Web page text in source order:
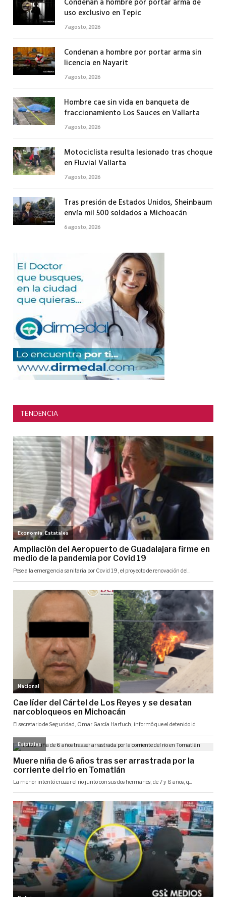
Condenan a hombre por portar arma de
uso exclusivo en Tepic
7 agosto, 2026
Condenan a hombre por portar arma sin
licencia en Nayarit
7 agosto, 2026
Hombre cae sin vida en banqueta de
fraccionamiento Los Sauces en Vallarta
7 agosto, 2026
Motociclista resulta lesionado tras choque
en Fluvial Vallarta
7 agosto, 2026
Tras presión de Estados Unidos, Sheinbaum
envía mil 500 soldados a Michoacán
6 agosto, 2026
TENDENCIA